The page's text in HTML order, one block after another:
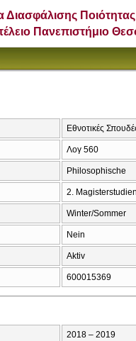
Διασφάλισης Ποιότητας
Πανεπιστήμιο
Εθνοτικές
Λογ 560
Philosophische
2.
Winter/Sommer
Nein
Aktiv
600015369
2018 – 2019